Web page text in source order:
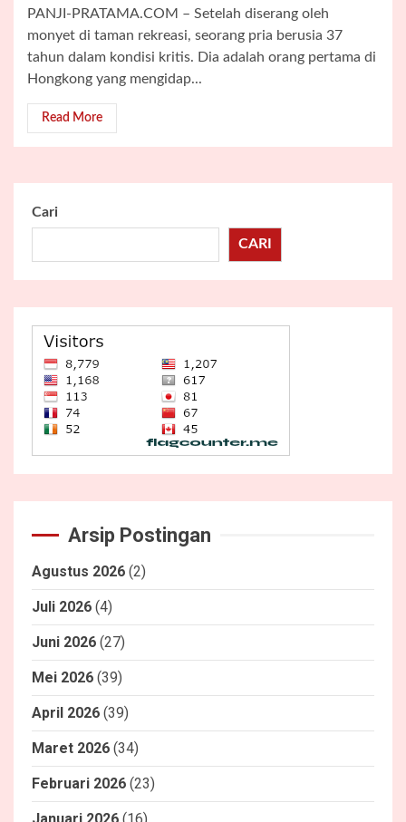
PANJI-PRATAMA.COM – Setelah diserang oleh
monyet di taman rekreasi, seorang pria berusia 37
tahun dalam kondisi kritis. Dia adalah orang pertama di
Hongkong yang mengidap...
Read More
Cari
CARI
Arsip Postingan
Agustus 2026 (2)
Juli 2026 (4)
Juni 2026 (27)
Mei 2026 (39)
April 2026 (39)
Maret 2026 (34)
Februari 2026 (23)